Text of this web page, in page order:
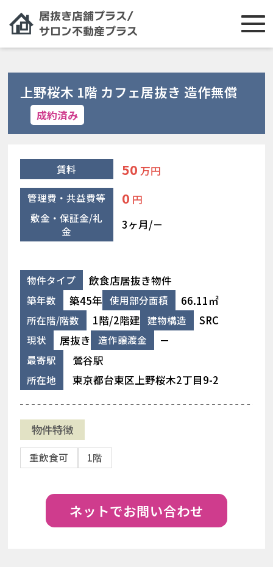
上野桜木 1階 カフェ居抜き 造作無償
成約済み
賃料 50 万円
管理費・共益費等 0 円
敷金・保証金/礼
金
3ヶ月/－
物件タイプ 飲食店居抜き物件
築年数 築45年 使用部分面積 66.11㎡
所在階/階数 1階/2階建 建物構造 SRC
現状 居抜き 造作譲渡金 －
最寄駅 鶯谷駅
所在地 東京都台東区上野桜木2丁目9-2
物件特徴
重飲食可 1階
ネットでお問い合わせ